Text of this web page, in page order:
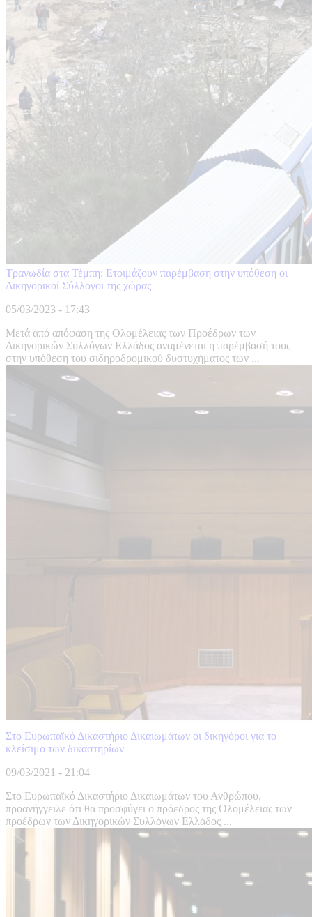
Τραγωδία στα Τέμπη: Ετοιμάζουν παρέμβαση στην υπόθεση οι
Δικηγορικοί Σύλλογοι της χώρας
05/03/2023 - 17:43
Μετά από απόφαση της Ολομέλειας των Προέδρων των
Δικηγορικών Συλλόγων Ελλάδος αναμένεται η παρέμβασή τους
στην υπόθεση του σιδηροδρομικού δυστυχήματος των ...
Στο Ευρωπαϊκό Δικαστήριο Δικαιωμάτων οι δικηγόροι για το
κλείσιμο των δικαστηρίων
09/03/2021 - 21:04
Στο Ευρωπαϊκό Δικαστήριο Δικαιωμάτων του Ανθρώπου,
προανήγγειλε ότι θα προσφύγει ο πρόεδρος της Ολομέλειας των
προέδρων των Δικηγορικών Συλλόγων Ελλάδος ...